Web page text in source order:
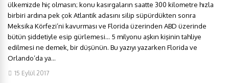
ülkemizde hiç olmasın; konu kasırgaların saatte 300 kilometre hızla
birbiri ardına pek çok Atlantik adasını silip süpürdükten sonra
Meksika Körfezi’ni kavurması ve Florida üzerinden ABD üzerinde
bütün şiddetiyle esip gürlemesi… 5 milyonu aşkın kişinin tahliye
edilmesi ne demek, bir düşünün. Bu yazıyı yazarken Florida ve
Orlando’da ya...
15 Eylül 2017